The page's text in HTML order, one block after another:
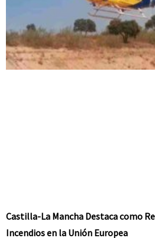
Castilla-La Mancha Destaca como
Incendios en la Unión Europea